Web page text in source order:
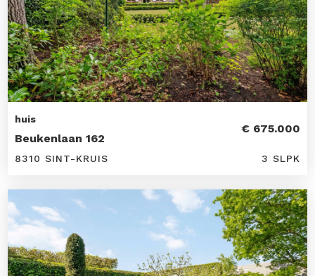
huis
Beukenlaan 162
€ 675.000
8310 SINT-KRUIS 3 SLPK